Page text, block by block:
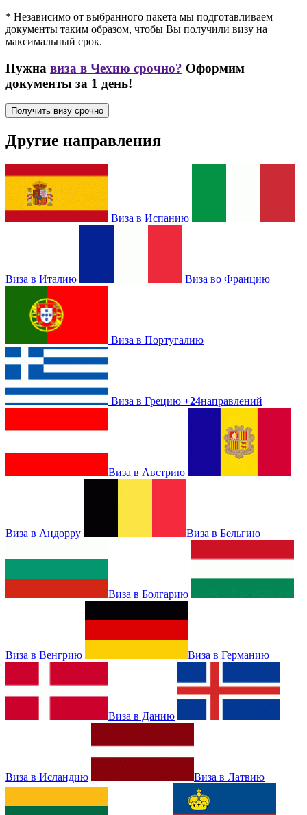
* Независимо от выбранного пакета мы подготавливаем
документы таким образом, чтобы Вы получили визу на
максимальный срок.
Нужна виза в Чехию срочно? Оформим
документы за 1 день!
Получить визу срочно
Другие направления
Виза в Испанию
Виза в Италию Виза во Францию
Виза в Португалию
Виза в Грецию +24направлений
Виза в Австрию
Виза в Андорру Виза в Бельгию
Виза в Болгарию
Виза в Венгрию Виза в Германию
Виза в Данию
Виза в Исландию Виза в Латвию